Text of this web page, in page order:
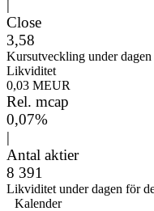
|
Close
3,58
Kursutveckling under
Likviditet
0,03 MEUR
Rel. mcap
0,07%
|
Antal aktier
8 391
Likviditet under dagen för
Kalender